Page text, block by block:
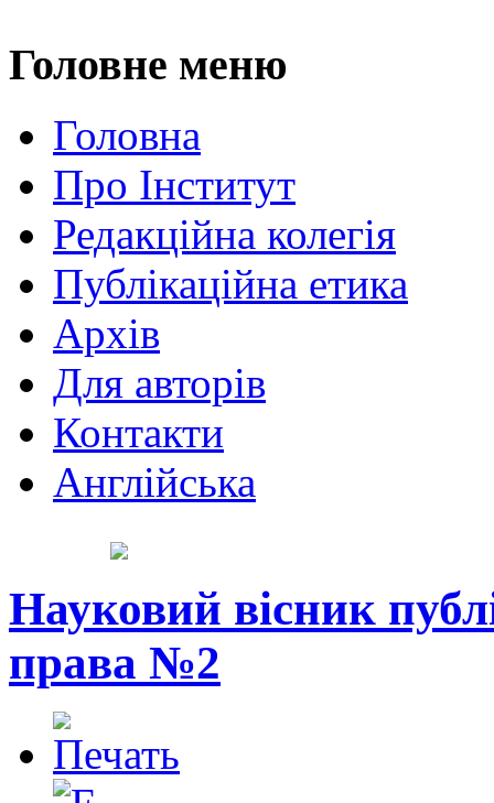
Головне меню
Головна
Про Інститут
Редакційна колегія
Публікаційна етика
Архів
Для авторів
Контакти
Англійська
Науковий вісник
права №2